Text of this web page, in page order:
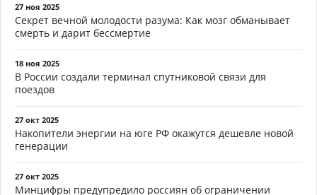
27 ноя 2025
Секрет вечной молодости разума: Как мозг обманывает
смерть и дарит бессмертие
18 ноя 2025
В России создали терминал спутниковой связи для
поездов
27 окт 2025
Накопители энергии на юге РФ окажутся дешевле новой
генерации
27 окт 2025
Минцифры предупредило россиян об ограничении